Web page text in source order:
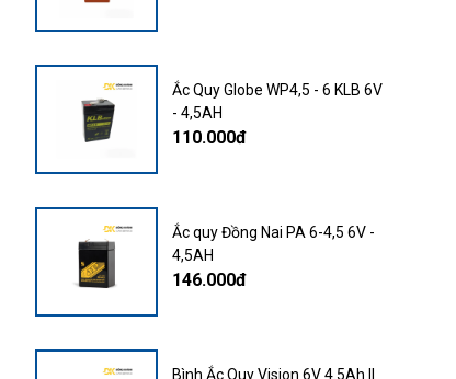
Ắc Quy Globe WP4,5 - 6 KLB 6V
- 4,5AH
110.000đ
Ắc quy Đồng Nai PA 6-4,5 6V -
4,5AH
146.000đ
Bình Ắc Quy Vision 6V 4.5Ah ||